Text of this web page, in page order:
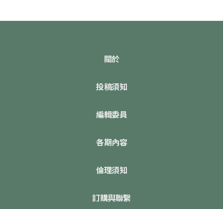
關於
投稿須知
編輯委員
各期內容
倫理須知
訂購與聯繫